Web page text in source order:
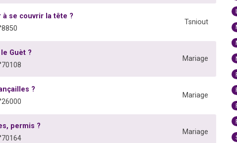
se couvrir la tête ?
Tsniout
Guèt ?
Mariage
?
Mariage
permis ?
Mariage